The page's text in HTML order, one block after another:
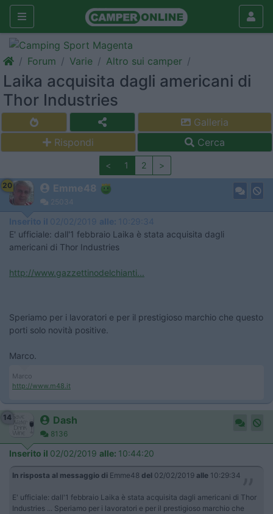
Forum Varie Altro sui camper
Laika acquisita dagli americani di
Thor Industries
Galleria
Rispondi
Cerca
< 1 2 >
20 Emme48
25034
Inserito il 02/02/2019 alle: 10:29:34
E' ufficiale: dall'1 febbraio Laika è stata acquisita dagli
americani di Thor Industries
http://www.gazzettinodelchianti...
Speriamo per i lavoratori e per il prestigioso marchio che questo
porti solo novità positive.
Marco.
Marco
http://www.m48.it
14 Dash
8136
Inserito il 02/02/2019 alle: 10:44:20
In risposta al messaggio di Emme48 del 02/02/2019 alle 10:29:34
E' ufficiale: dall'1 febbraio Laika è stata acquisita dagli americani di Thor
Industries ... Speriamo per i lavoratori e per il prestigioso marchio che